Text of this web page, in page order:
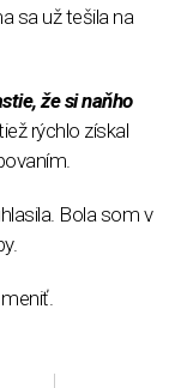
sa už tešila na
že si naňho
rýchlo získal
Bola som v